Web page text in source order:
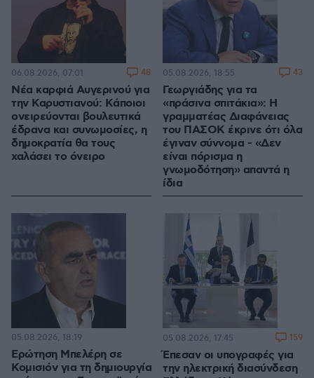
Νέα καρφιά Αυγερινού για
την Καρυστιανού: Kάποιοι
ονειρεύονται βουλευτικά
έδρανα και συνωμοσίες, η
δημοκρατία θα τους
χαλάσει το όνειρο
06.08.2026, 07:01 48
Γεωργιάδης για τα
«πράσινα σπιτάκια»: Η
γραμματέας Διαφάνειας
του ΠΑΣΟΚ έκρινε ότι όλα
έγιναν σύννομα - «Δεν
είναι πόρισμα η
γνωμοδότηση» απαντά η
ίδια
05.08.2026, 18:55 43
Ερώτηση Μπελέρη σε
Κομισιόν για τη δημιουργία
05.08.2026, 18:19
Έπεσαν οι υπογραφές για
την ηλεκτρική διασύνδεση
05.08.2026, 17:45 159